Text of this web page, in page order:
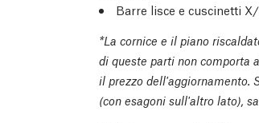
Barre lisce e cuscinetti
*La cornice e il piano
di queste parti non comporta
il prezzo dell'aggiornamento.
(con esagoni sull'altro lato),